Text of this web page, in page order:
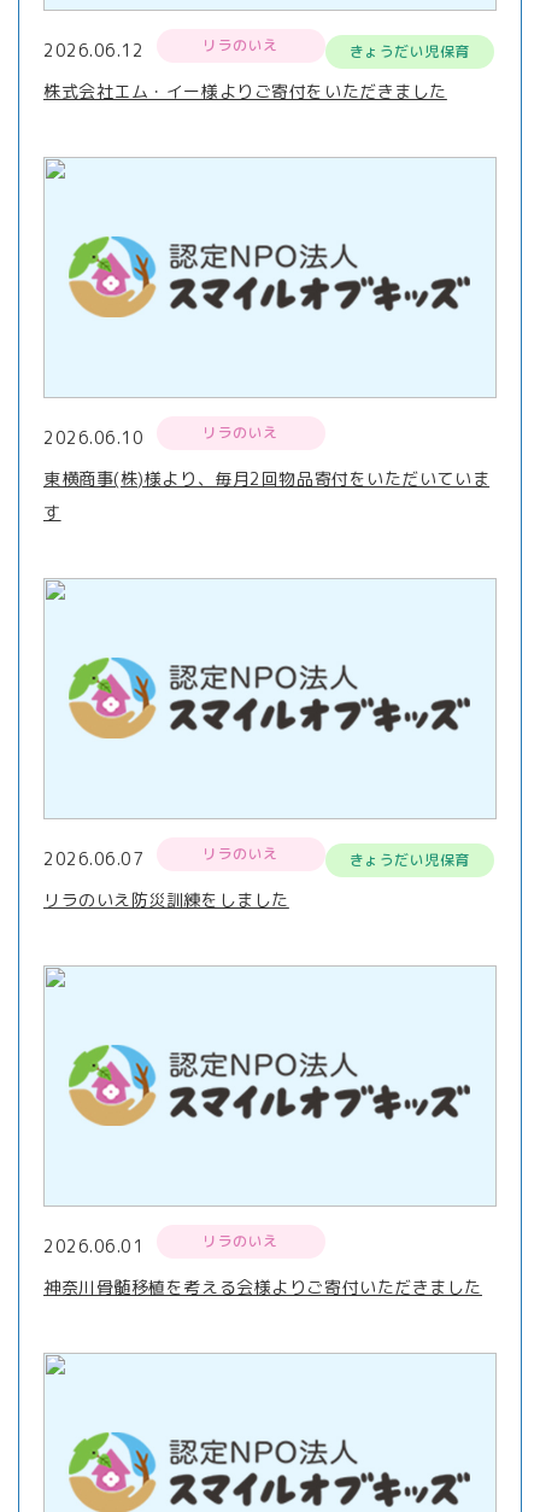
2026.06.12 リラのいえ きょうだい児保育
株式会社エム・イー様よりご寄付をいただきました
2026.06.10 リラのいえ
東横商事(株)様より、毎月2回物品寄付をいただいていま
す
2026.06.07 リラのいえ きょうだい児保育
リラのいえ防災訓練をしました
2026.06.01 リラのいえ
神奈川骨髄移植を考える会様よりご寄付いただきました